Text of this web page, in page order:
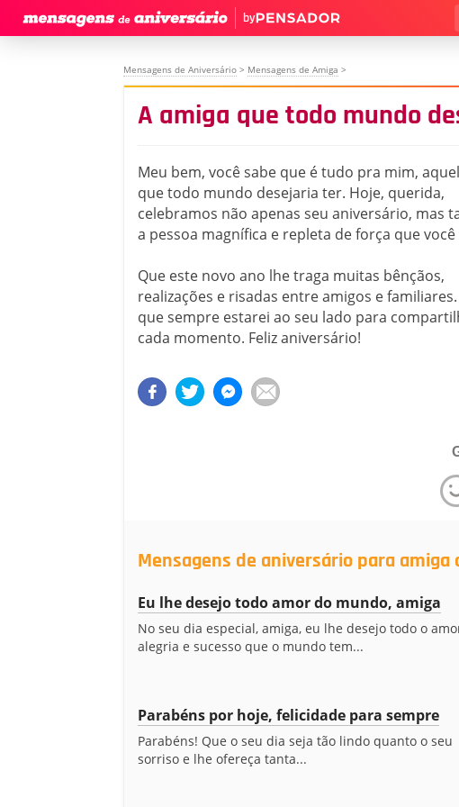
by
Mensagens de Aniversário > Mensagens de Amiga >
A amiga que todo mundo
Meu bem, você sabe que é tudo pra mim,
que todo mundo desejaria ter. Hoje, querida,
celebramos não apenas seu aniversário, mas
a pessoa magnífica e repleta de força que você
Que este novo ano lhe traga muitas bênçãos,
realizações e risadas entre amigos e familiares.
que sempre estarei ao seu lado para
cada momento. Feliz aniversário!
Mensagens de aniversário para
Eu lhe desejo todo amor do mundo, amiga
No seu dia especial, amiga, eu lhe desejo todo o
alegria e sucesso que o mundo tem...
Parabéns por hoje, felicidade para sempre
Parabéns! Que o seu dia seja tão lindo quanto o seu
sorriso e lhe ofereça tanta...